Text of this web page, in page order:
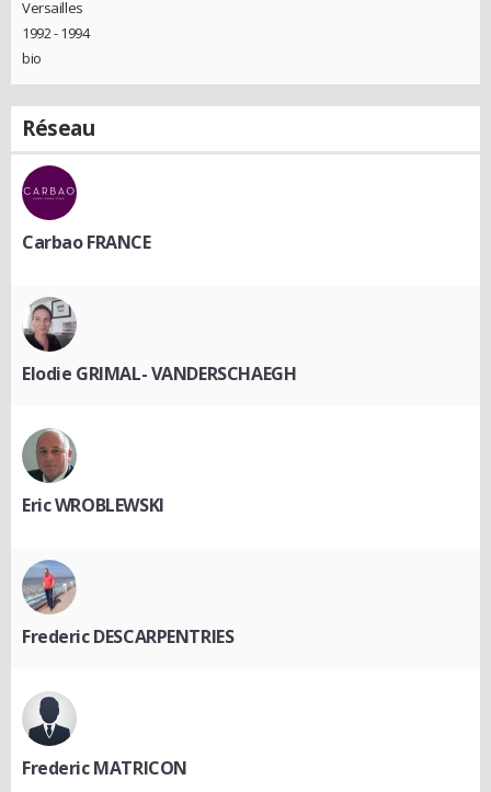
Versailles
1992 - 1994
bio
Réseau
Carbao FRANCE
Elodie GRIMAL- VANDERSCHAEGH
Eric WROBLEWSKI
Frederic DESCARPENTRIES
Frederic MATRICON